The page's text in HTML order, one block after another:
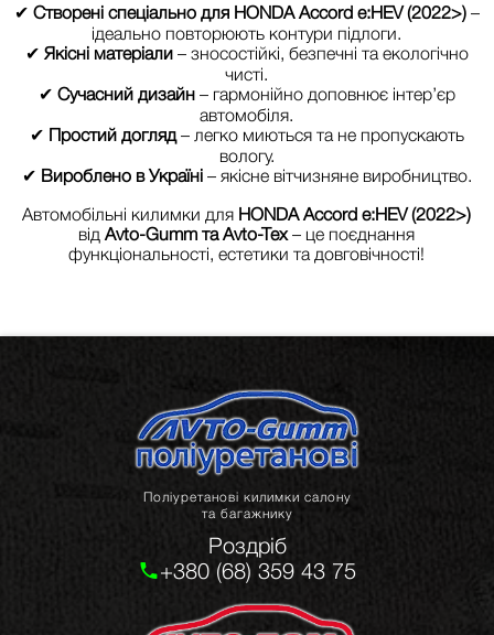
✔ Створені спеціально для HONDA Accord e:HEV (2022>)–
ідеально повторюють контури підлоги.
✔ Якісні матеріали– зносостійкі, безпечні та екологічно
чисті.
✔ Сучасний дизайн– гармонійно доповнює інтер’єр
автомобіля.
✔ Простий догляд– легко миються та не пропускають
вологу.
✔ Вироблено в Україні– якісне вітчизняне виробництво.
Автомобільні килимки для HONDA Accord e:HEV (2022>)
відAvto-Gumm та Avto-Tex– це поєднання
функціональності, естетики та довговічності!
Поліуретанові килимки салону
та багажнику
Роздріб
+380 (68) 359 43 75